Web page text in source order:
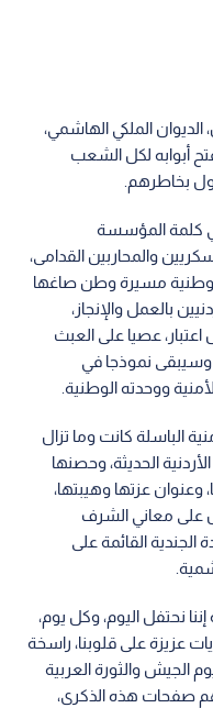
الديوان الملكي الهاشمي،
أبوابه لكل الشعب
بخاطرهم.
كلمة المؤسسة
والمحاربين القدامى،
الوطنية مسيرة وطن صاغها
بالعمل والإنجاز،
عصيا على العبث
وسيبقى نموذجا في
ووحدته الوطنية.
الباسلة كانت وما تزال
الحديثة، وحصنها
عزتها وهيبتها،
على معاني الشرف
القائمة على
نحتفل اليوم، وكل يوم،
عزيزة على قلوبنا، راسخة
الجيش والثورة العربية
صفحات هذه الذكرى،